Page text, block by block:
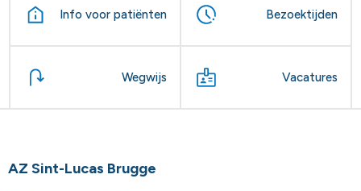
Info voor patiënten Bezoektijden
Wegwijs Vacatures
AZ Sint-Lucas Brugge